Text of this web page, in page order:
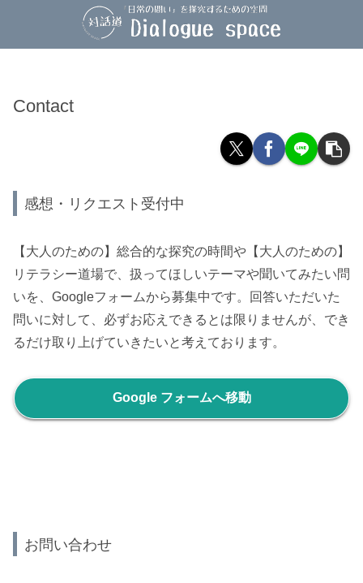
Contact
感想・リクエスト受付中
【大人のための】総合的な探究の時間や【大人のための】
リテラシー道場で、扱ってほしいテーマや聞いてみたい問
いを、Googleフォームから募集中です。回答いただいた
問いに対して、必ずお応えできるとは限りませんが、でき
るだけ取り上げていきたいと考えております。
Google フォームへ移動
お問い合わせ